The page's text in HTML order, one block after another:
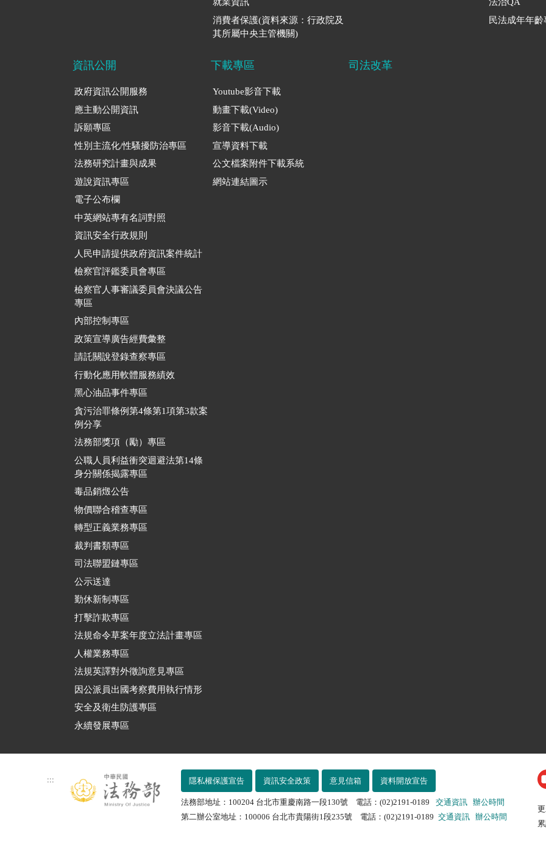
消費者保護(資料來源：行政院及
其所屬中央主管機關)
民法成年年齡
資訊公開
政府資訊公開服務
應主動公開資訊
訴願專區
性別主流化/性騷擾防治專區
法務研究計畫與成果
遊說資訊專區
電子公布欄
中英網站專有名詞對照
資訊安全行政規則
人民申請提供政府資訊案件統計
檢察官評鑑委員會專區
檢察官人事審議委員會決議公告
專區
內部控制專區
政策宣導廣告經費彙整
請託關說登錄查察專區
行動化應用軟體服務績效
黑心油品事件專區
貪污治罪條例第4條第1項第3款案
例分享
法務部獎項（勵）專區
公職人員利益衝突迴避法第14條
身分關係揭露專區
毒品銷燬公告
物價聯合稽查專區
轉型正義業務專區
裁判書類專區
司法聯盟鏈專區
公示送達
勤休新制專區
打擊詐欺專區
法規命令草案年度立法計畫專區
人權業務專區
法規英譯對外徵詢意見專區
因公派員出國考察費用執行情形
安全及衛生防護專區
永續發展專區
下載專區
Youtube影音下載
動畫下載(Video)
影音下載(Audio)
宣導資料下載
公文檔案附件下載系統
網站連結圖示
司法改革
::: 隱私權保護宣告 資訊安全政策 意見信箱 資料開放宣告
法務部地址：100204 台北市重慶南路一段130號 電話：(02)2191-0189 交通資訊
辦公時間
第二辦公室地址：100006 台北市貴陽街1段235號 電話：(02)2191-0189 交通資訊 辦公時間